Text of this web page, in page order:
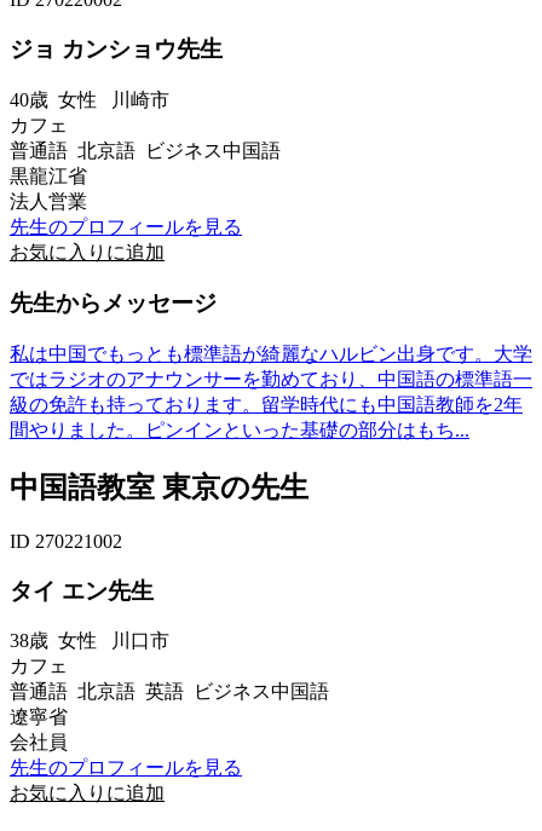
ジョ カンショウ先生
40歳 女性 川崎市
カフェ
普通語 北京語 ビジネス中国語
黒龍江省
法人営業
先生のプロフィールを見る
お気に入りに追加
先生からメッセージ
私は中国でもっとも標準語が綺麗なハルビン出身です。大学
ではラジオのアナウンサーを勤めており、中国語の標準語一
級の免許も持っております。留学時代にも中国語教師を2年
間やりました。ピンインといった基礎の部分はもち...
中国語教室 東京の先生
ID 270221002
タイ エン先生
38歳 女性 川口市
カフェ
普通語 北京語 英語 ビジネス中国語
遼寧省
会社員
先生のプロフィールを見る
お気に入りに追加